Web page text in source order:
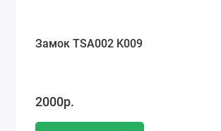
Замок TSA002 K009
2000р.